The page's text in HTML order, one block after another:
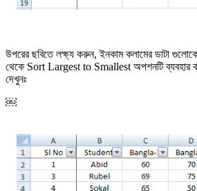
উপরের ছবিতে লক্ষ্য করুন, ইনকাম কলামের ডাটা
থেকে Sort Largest to Smallest অপশনটি ব্যবহার
দেখুনঃ
￼